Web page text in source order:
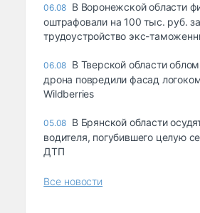
06.08 В Воронежской области
оштрафовали на 100 тыс. руб. за
трудоустройство экс-
06.08 В Тверской области
дрона повредили фасад
Wildberries
05.08 В Брянской области
водителя, погубившего целую
ДТП
Все новости